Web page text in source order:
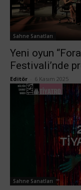
Sahne Sanatları
Yeni oyun
Festivali’nde
Editör 6 Kasım 2025
Sahne Sanatları